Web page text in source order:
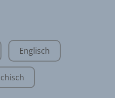
Englisch